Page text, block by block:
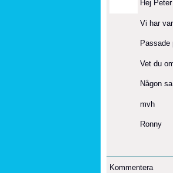
Hej Peter
Vi har
Passade
Vet du
Någon
mvh
Ronny
Kommentera